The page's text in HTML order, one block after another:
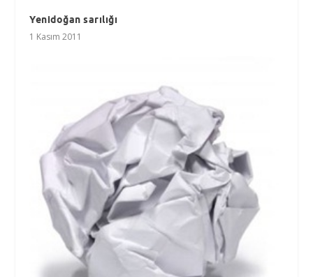
Yenidoğan sarılığı
1 Kasım 2011